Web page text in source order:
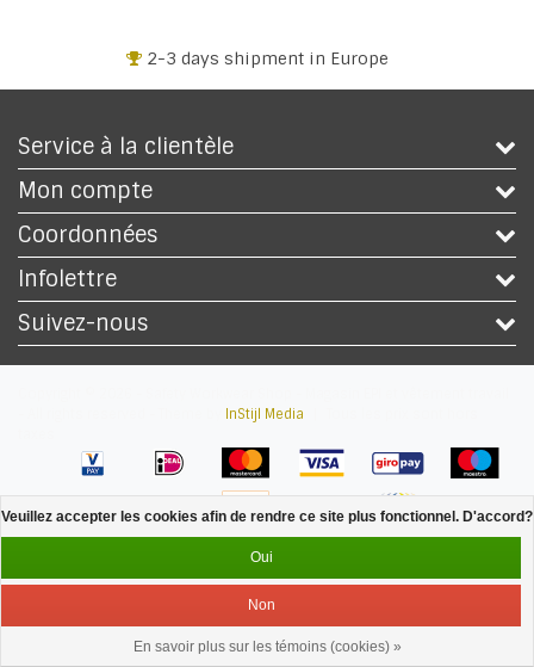
2-3 days shipment in Europe
Service à la clientèle
Mon compte
Coordonnées
Infolettre
Suivez-nous
InStijl Media
Menu Se connecter
Veuillez accepter les cookies afin de rendre ce site plus fonctionnel. D'accord?
Oui
Non
En savoir plus sur les témoins (cookies) »